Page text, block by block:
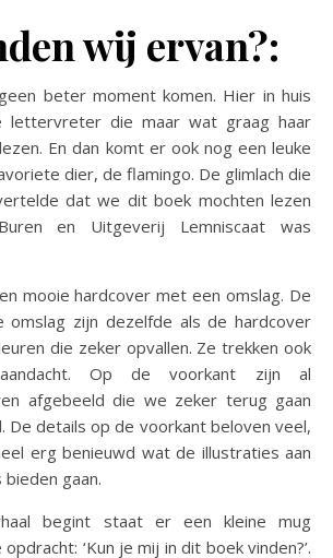
wij ervan?:
beter moment komen. Hier in huis
lettervreter die maar wat graag haar
En dan komt er ook nog een leuke
dier, de flamingo. De glimlach die
dat we dit boek mochten lezen
en Uitgeverij Lemniscaat was
mooie hardcover met een omslag. De
omslag zijn dezelfde als de hardcover
die zeker opvallen. Ze trekken ook
Op de voorkant zijn al
afgebeeld die we zeker terug gaan
De details op de voorkant beloven veel,
erg benieuwd wat de illustraties aan
gaan.
begint staat er een kleine mug
‘Kun je mij in dit boek vinden?’.